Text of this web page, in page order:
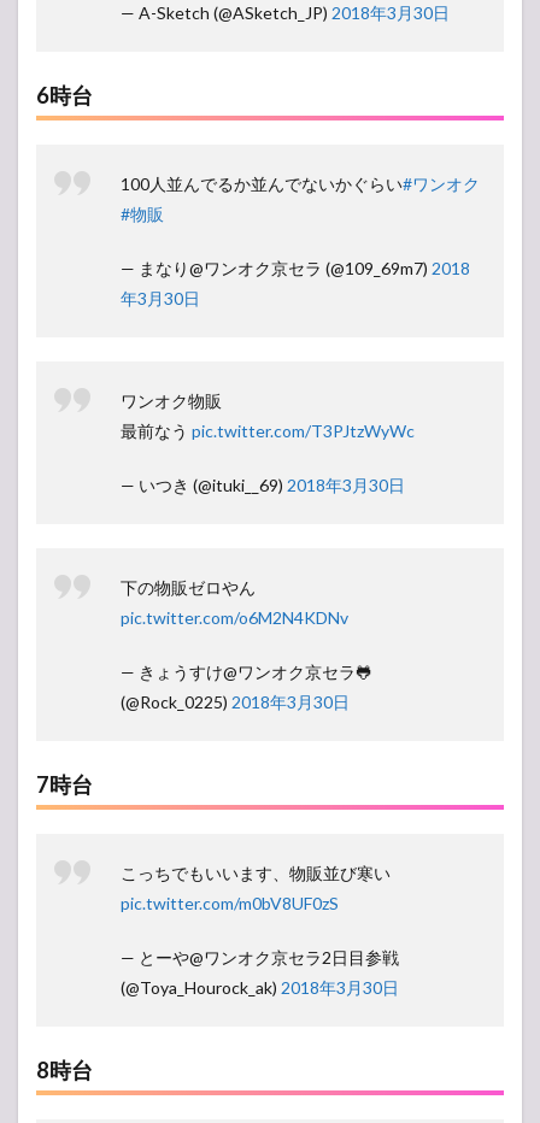
— A-Sketch (@ASketch_JP) 2018年3月30日
6時台
100人並んでるか並んでないかぐらい#ワンオク
#物販
— まなり@ワンオク京セラ (@109_69m7) 2018
年3月30日
ワンオク物販
最前なう pic.twitter.com/T3PJtzWyWc
— いつき (@ituki__69) 2018年3月30日
下の物販ゼロやん
pic.twitter.com/o6M2N4KDNv
— きょうすけ@ワンオク京セラ🐸
(@Rock_0225) 2018年3月30日
7時台
こっちでもいいます、物販並び寒い
pic.twitter.com/m0bV8UF0zS
— とーや@ワンオク京セラ2日目参戦
(@Toya_Hourock_ak) 2018年3月30日
8時台